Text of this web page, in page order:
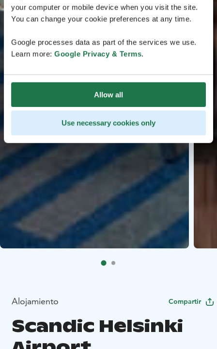
your computer or mobile device when you visit the site.
You can change your cookie preferences at any time.
Google processes data as part of the services we use.
Learn more: Google Privacy & Terms.
Allow all
Use necessary cookies only
Alojamiento Compartir
Scandic Helsinki